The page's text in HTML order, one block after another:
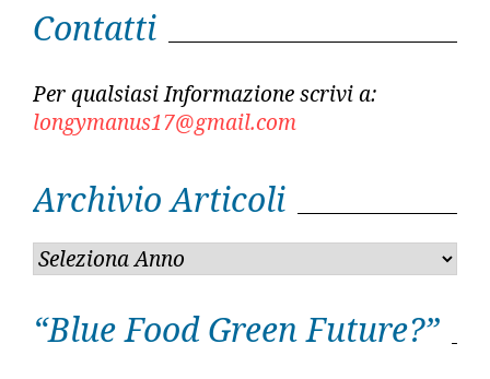
Contatti
Per qualsiasi Informazione scrivi a:
longymanus17@gmail.com
Archivio Articoli
“Blue Food Green Future?”